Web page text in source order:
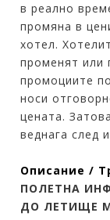
в реално
промяна в
хотел.
променят или
промоциите
носи
цената.
веднага след
Описание /
ПОЛЕТНА
ДО ЛЕТИЩЕ